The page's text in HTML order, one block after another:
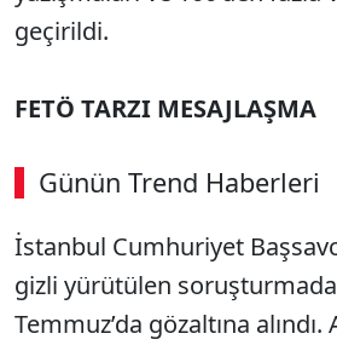
geçirildi.
FETÖ TARZI MESAJLAŞMA
Günün Trend Haberleri
İstanbul Cumhuriyet
gizli yürütülen
Temmuz’da gözaltına alındı.